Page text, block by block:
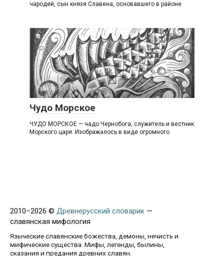
чародей, сын князя Славена, основавшего в районе
Новости
Чудо Морское
ЧУДО МОРСКОЕ — чадо Чернобога, служитель и вестник
Морского царя. Изображалось в виде огромного
2010–2026 © Древнерусский словарик —
славянская мифология
Языческие славянские божества, демоны, нечисть и
мифические существа. Мифы, легенды, былины,
сказания и предания древних славян.